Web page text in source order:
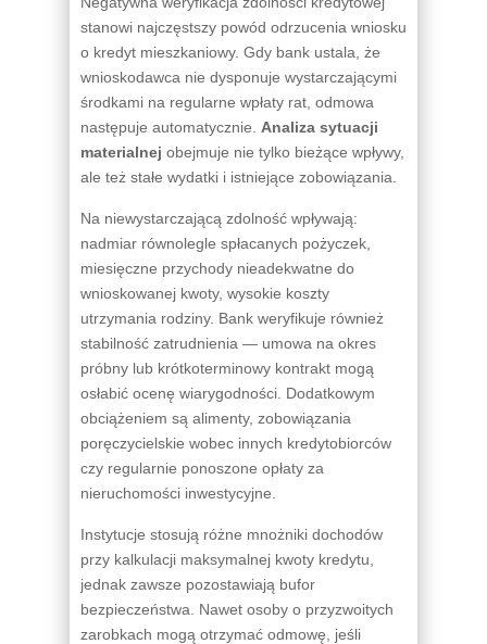
stanowi najczęstszy powód odrzucenia wniosku
o kredyt mieszkaniowy. Gdy bank ustala, że
wnioskodawca nie dysponuje wystarczającymi
środkami na regularne wpłaty rat, odmowa
następuje automatycznie. Analiza sytuacji
materialnej obejmuje nie tylko bieżące wpływy,
ale też stałe wydatki i istniejące zobowiązania.
Na niewystarczającą zdolność wpływają:
nadmiar równolegle spłacanych pożyczek,
miesięczne przychody nieadekwatne do
wnioskowanej kwoty, wysokie koszty
utrzymania rodziny. Bank weryfikuje również
stabilność zatrudnienia — umowa na okres
próbny lub krótkoterminowy kontrakt mogą
osłabić ocenę wiarygodności. Dodatkowym
obciążeniem są alimenty, zobowiązania
poręczycielskie wobec innych kredytobiorców
czy regularnie ponoszone opłaty za
nieruchomości inwestycyjne.
Instytucje stosują różne mnożniki dochodów
przy kalkulacji maksymalnej kwoty kredytu,
jednak zawsze pozostawiają bufor
bezpieczeństwa. Nawet osoby o przyzwoitych
zarobkach mogą otrzymać odmowę, jeśli